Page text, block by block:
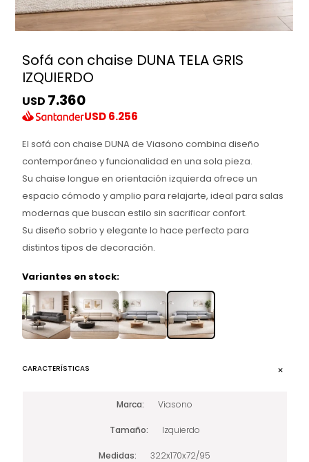
Sofá con chaise DUNA TELA GRIS
IZQUIERDO
USD 7.360
USD6.256
El sofá con chaise DUNA de Viasono combina diseño
contemporáneo y funcionalidad en una sola pieza.
Su chaise longue en orientación izquierda ofrece un
espacio cómodo y amplio para relajarte, ideal para salas
modernas que buscan estilo sin sacrificar confort.
Su diseño sobrio y elegante lo hace perfecto para
distintos tipos de decoración.
Variantes en stock:
CARACTERÍSTICAS
Marca Viasono
Tamaño Izquierdo
Medidas 322x170x72/95